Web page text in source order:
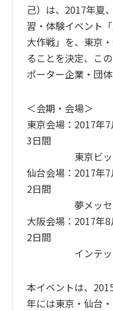
己）は、2017年夏
習・体験イベント
大作戦」を、東京
ることを決定、こ
ポーター企業・団
＜会期・会場＞
東京会場：2017年
3日間
東京ビッ
仙台会場：2017年
2日間
夢メッセ
大阪会場：2017年
2日間
インテック
本イベントは、
年には東京・仙台